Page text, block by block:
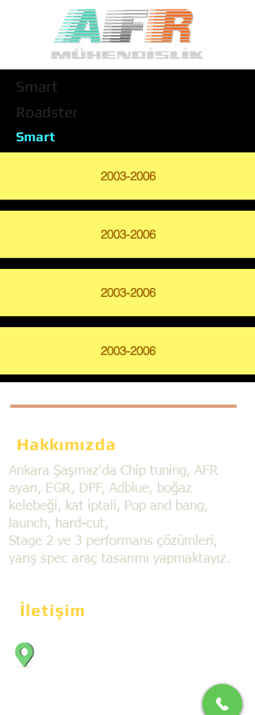
Smart
Roadster
Smart
2003-2006
2003-2006
2003-2006
2003-2006
Hakkımızda
Ankara Şaşmaz'da Chip tuning, AFR
ayarı, EGR, DPF, Adblue, boğaz
kelebeği, kat iptali, Pop and bang,
launch, hard-cut,
Stage 2 ve 3 performans çözümleri,
yarış spec araç tasarımı yapmaktayız.
İletişim